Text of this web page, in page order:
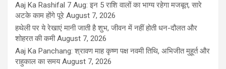
Aaj Ka Rashifal 7 Aug: इन 5 राशि वालों का भाग्य रहेगा मजबूत, सारे
अटके काम होंगे पूरे August 7, 2026
हथेली पर ये रेखाएं मानी जाती है शुभ, जीवन में नहीं होती धन-दौलत और
शोहरत की कमी August 7, 2026
Aaj Ka Panchang: श्रावण माह कृष्ण पक्ष नवमी तिथि, अभिजीत मुहूर्त और
राहुकाल का समय August 7, 2026